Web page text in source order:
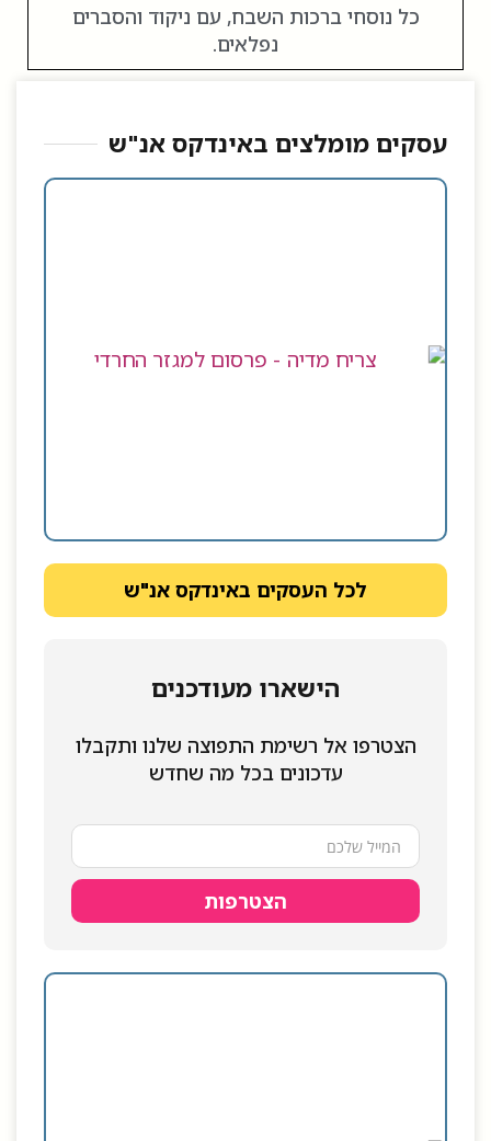
כל נוסחי ברכות השבח, עם ניקוד והסברים
נפלאים.
עסקים מומלצים באינדקס אנ"ש​
לכל העסקים באינדקס אנ"ש
הישארו מעודכנים
הצטרפו אל רשימת התפוצה שלנו ותקבלו
עדכונים בכל מה שחדש
הצטרפות